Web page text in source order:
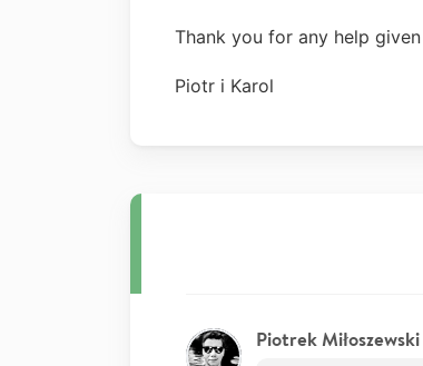
Thank you for any help given
Piotr i Karol
Piotrek Miłoszewski